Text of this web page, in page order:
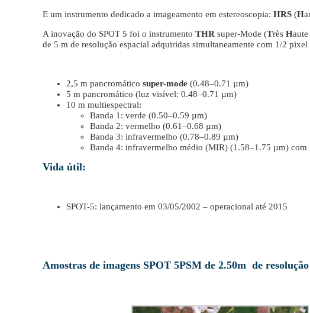
E um instrumento dedicado a imageamento em estereoscopia: HRS (H
A inovação do SPOT 5 foi o instrumento THR super-Mode (Très Haute
de 5 m de resolução espacial adquiridas simultaneamente com 1/2
2,5 m pancromático super-mode (0.48–0.71 µm)
5 m pancromático (luz visível: 0.48–0.71 µm)
10 m multiespectral:
Banda 1: verde (0.50–0.59 µm)
Banda 2: vermelho (0.61–0.68 µm)
Banda 3: infravermelho (0.78–0.89 µm)
Banda 4: infravermelho médio (MIR) (1.58–1.75 µm) com
Vida útil:
SPOT-5: lançamento em 03/05/2002 – operacional até 2015
Amostras de imagens SPOT 5PSM de 2.50m de